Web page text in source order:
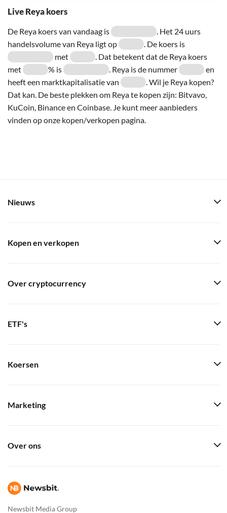
Live Reya koers
De Reya koers van vandaag is
. Het 24 uurs
handelsvolume van Reya ligt op
. De koers is
met
. Dat betekent dat de Reya koers
met
% is . Reya is de nummer
en
heeft een marktkapitalisatie van
. Wil je Reya kopen?
Dat kan. De beste plekken om Reya te kopen zijn: Bitvavo,
KuCoin, Binance en Coinbase. Je kunt meer aanbieders
vinden op onze kopen/verkopen pagina.
Newsbit Media Group
Nieuws
Kopen en verkopen
Over cryptocurrency
ETF's
Koersen
Marketing
Over ons